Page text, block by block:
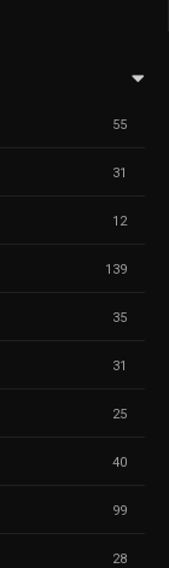
55
31
12
139
35
31
25
40
99
28